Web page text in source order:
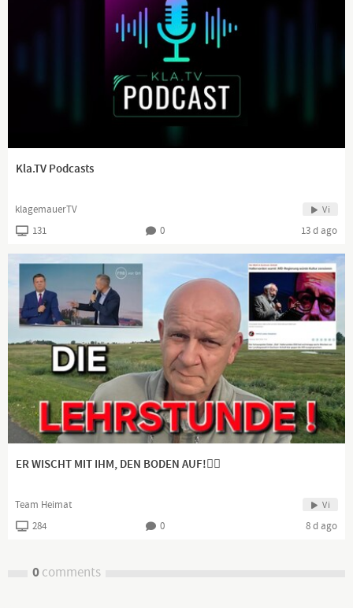
Kla.TV Podcasts
klagemauerTV Vi
131 0 13 d ago
ER WISCHT MIT IHM, DEN BODEN AUF!👍🏻
Team Heimat Vi
284 0 8 d ago
0comments